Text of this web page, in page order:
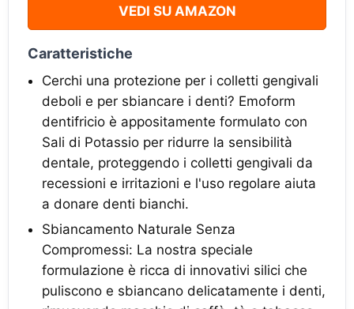
VEDI SU AMAZON
Caratteristiche
Cerchi una protezione per i colletti gengivali
deboli e per sbiancare i denti? Emoform
dentifricio è appositamente formulato con
Sali di Potassio per ridurre la sensibilità
dentale, proteggendo i colletti gengivali da
recessioni e irritazioni e l'uso regolare aiuta
a donare denti bianchi.
Sbiancamento Naturale Senza
Compromessi: La nostra speciale
formulazione è ricca di innovativi silici che
puliscono e sbiancano delicatamente i denti,